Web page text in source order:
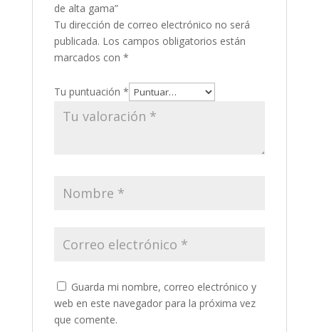
de alta gama”
Tu dirección de correo electrónico no será
publicada. Los campos obligatorios están
marcados con *
Tu puntuación *
Guarda mi nombre, correo electrónico y
web en este navegador para la próxima vez
que comente.